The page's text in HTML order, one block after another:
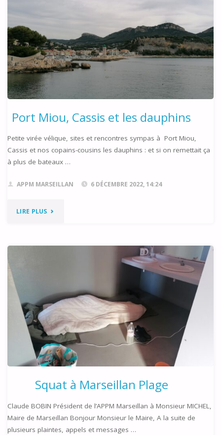
Port Miou, Cassis et les dauphins
Petite virée vélique, sites et rencontres sympas à Port Miou,
Cassis et nos copains-cousins les dauphins : et si on remettait ça
à plus de bateaux …
APPM MARSEILLAN 6 DÉCEMBRE 2022, 14:24
LIRE PLUS"PORT
DAUPHINS"
Squat à Marseillan Plage
Claude BOBIN Président de l’APPM Marseillan à Monsieur MICHEL,
Maire de Marseillan Bonjour Monsieur le Maire, A la suite de
plusieurs plaintes, appels et messages …